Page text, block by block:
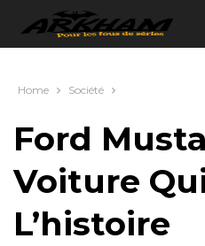
Home Société
Ford
Voiture
L’histoire